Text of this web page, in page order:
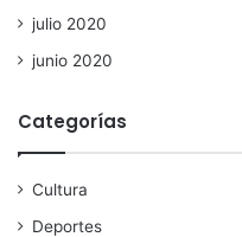
julio 2020
junio 2020
Categorías
Cultura
Deportes